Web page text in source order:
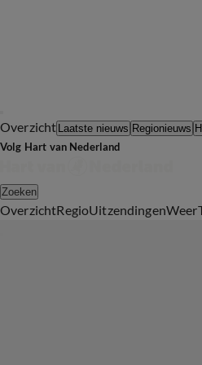
Overzicht Laatste nieuws Regionieuws
Volg Hart van Nederland
Zoeken
OverzichtRegioUitzendingenWeer